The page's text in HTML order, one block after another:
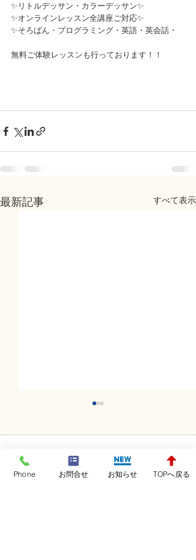
✨リトルデッサン・カラーデッサン✨
✨オンラインレッスン全講座ご対応✨
✨そろばん・プログラミング・英語・英会話・
無料ご体験レッスンも行っております！！
最新記事 すべて表示
Phone お問合せ お知らせ TOPへ戻る